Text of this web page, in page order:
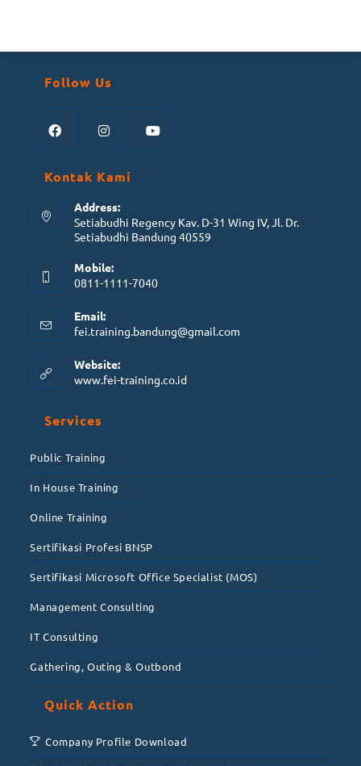
Follow Us
Kontak Kami
Address:
Setiabudhi Regency Kav. D-31 Wing IV, Jl. Dr.
Setiabudhi Bandung 40559
Mobile:
0811-1111-7040
Email:
fei.training.bandung@gmail.com
Website:
www.fei-training.co.id
Services
Public Training
In House Training
Online Training
Sertifikasi Profesi BNSP
Sertifikasi Microsoft Office Specialist (MOS)
Management Consulting
IT Consulting
Gathering, Outing & Outbond
Quick Action
Company Profile Download